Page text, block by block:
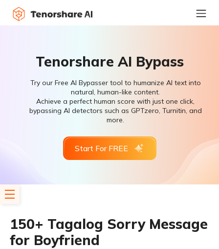
Tenorshare AI Bypass
Try our Free AI Bypasser tool to humanize AI text into
natural, human-like content.
Achieve a perfect human score with just one click,
bypassing AI detectors such as GPTzero, Turnitin, and
more.
Start For FREE
150+ Tagalog Sorry Message
for Boyfriend